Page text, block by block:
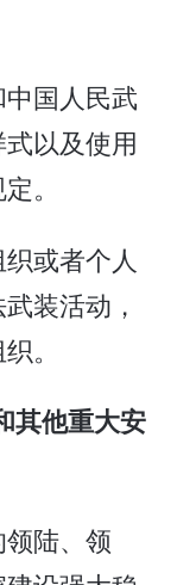
国人民武
以及使用
。
或者个人
装活动，
。
其他重大安
陆、领